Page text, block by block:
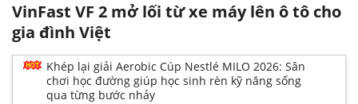
VinFast VF 2 mở lối từ xe máy lên ô tô cho
gia đình Việt
Khép lại giải Aerobic Cúp Nestlé MILO 2026: Sân
chơi học đường giúp học sinh rèn kỹ năng sống
qua từng bước nhảy